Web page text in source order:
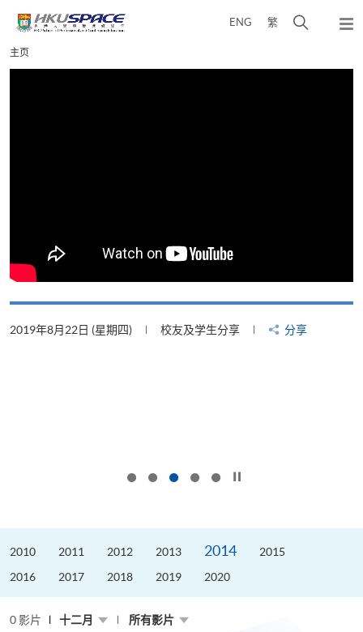
content
ENG 繁
弹
Main
content
主页
2019年8月22日 (星期四) 校友及学生分享 分享
2010 2011 2012 2013 2014
2015
2016
2017 2018 2019 2020
0 影片 十二月 所有影片